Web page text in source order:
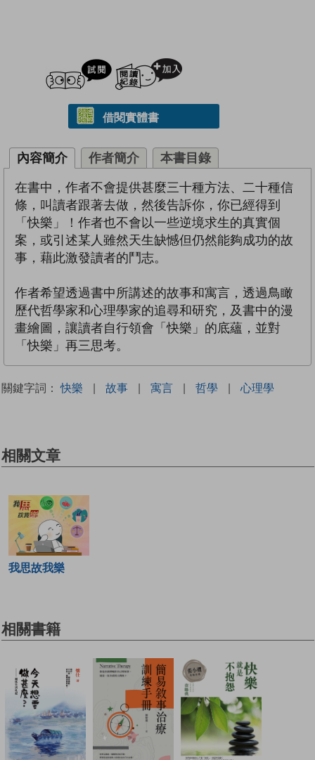
試閲
借閱實體書
內容簡介 作者簡介 本書目錄
在書中，作者不會提供甚麼三十種方法、二十種信
條，叫讀者跟著去做，然後告訴你，你已經得到
「快樂」！作者也不會以一些逆境求生的真實個
案，或引述某人雖然天生缺憾但仍然能夠成功的故
事，藉此激發讀者的鬥志。
作者希望透過書中所講述的故事和寓言，透過鳥瞰
歷代哲學家和心理學家的追尋和研究，及書中的漫
畫繪圖，讓讀者自行領會「快樂」的底蘊，並對
「快樂」再三思考。
關鍵字詞：快樂 | 故事 | 寓言 | 哲學 | 心理學
相關文章
我思故我樂
相關書籍